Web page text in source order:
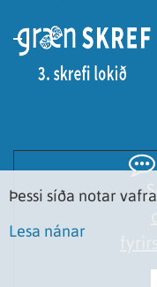
Þessi síða notar
Lesa nánar